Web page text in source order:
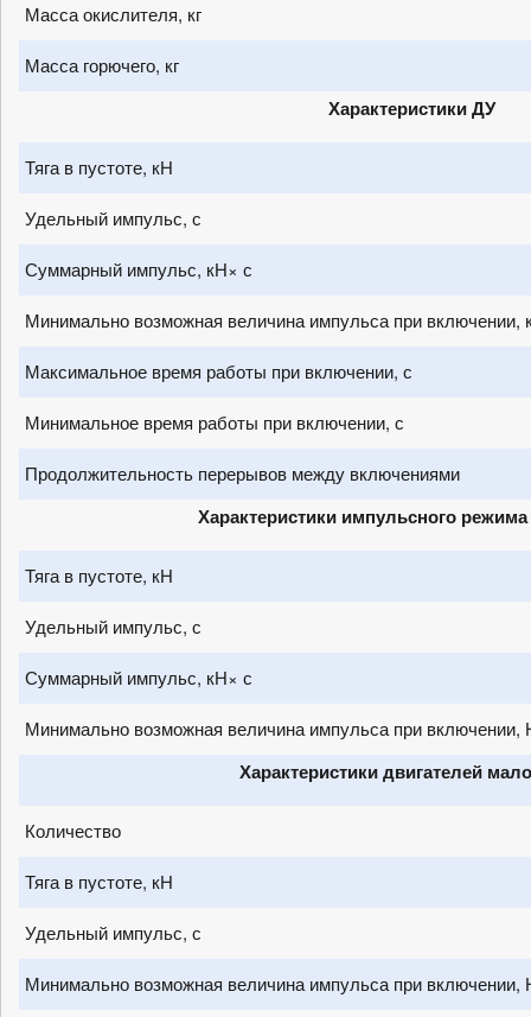
Масса окислителя, кг
Масса горючего, кг
Характеристики ДУ
Тяга в пустоте, кН
Удельный импульс, с
Суммарный импульс, кН× с
Минимально возможная величина импульса при включении,
Максимальное время работы при включении, с
Минимальное время работы при включении, с
Продолжительность перерывов между включениями
Характеристики импульсного
Тяга в пустоте, кН
Удельный импульс, с
Суммарный импульс, кН× с
Минимально возможная величина импульса при включении,
Характеристики двигателей
Количество
Тяга в пустоте, кН
Удельный импульс, с
Минимально возможная величина импульса при включении,